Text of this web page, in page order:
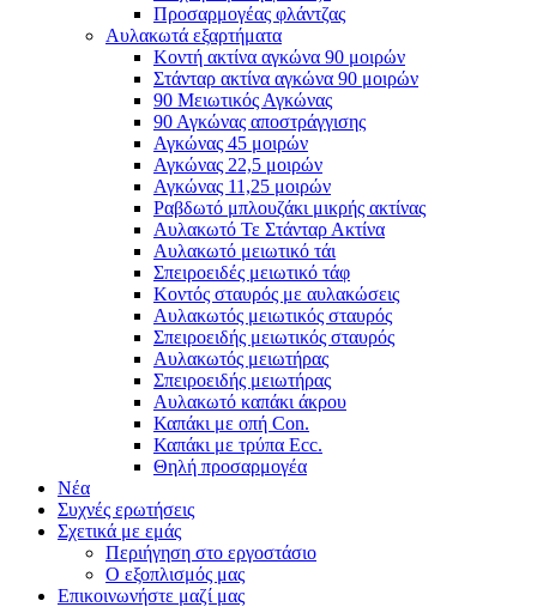
Προσαρμογέας φλάντζας
Αυλακωτά εξαρτήματα
Κοντή ακτίνα αγκώνα 90 μοιρών
Στάνταρ ακτίνα αγκώνα 90 μοιρών
90 Μειωτικός Αγκώνας
90 Αγκώνας αποστράγγισης
Αγκώνας 45 μοιρών
Αγκώνας 22,5 μοιρών
Αγκώνας 11,25 μοιρών
Ραβδωτό μπλουζάκι μικρής ακτίνας
Αυλακωτό Τε Στάνταρ Ακτίνα
Αυλακωτό μειωτικό τάι
Σπειροειδές μειωτικό τάφ
Κοντός σταυρός με αυλακώσεις
Αυλακωτός μειωτικός σταυρός
Σπειροειδής μειωτικός σταυρός
Αυλακωτός μειωτήρας
Σπειροειδής μειωτήρας
Αυλακωτό καπάκι άκρου
Καπάκι με οπή Con.
Καπάκι με τρύπα Ecc.
Θηλή προσαρμογέα
Νέα
Συχνές ερωτήσεις
Σχετικά με εμάς
Περιήγηση στο εργοστάσιο
Ο εξοπλισμός μας
Επικοινωνήστε μαζί μας